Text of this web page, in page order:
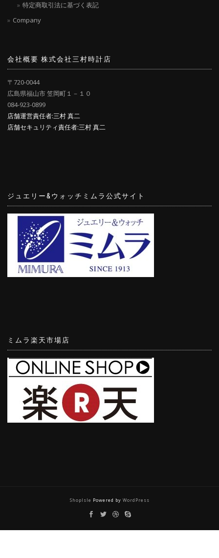
特定商取引法に基づく表記
Company
会社概要 株式会社三村時計店
〒720-0044
広島県福山市 笠岡町１－１０
084-923-0899
店舗運営責任者:三村 真二
店舗セキュリティ責任者:三村 真二
ジュエリー&ウォッチミムラ公式サイト
ミムラ楽天市場店
ShopIsle Powered by WordPress